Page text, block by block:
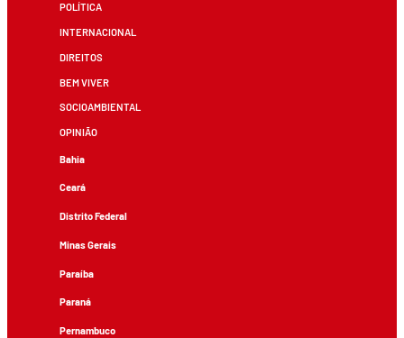
POLÍTICA
INTERNACIONAL
DIREITOS
BEM VIVER
SOCIOAMBIENTAL
OPINIÃO
Bahia
Ceará
Distrito Federal
Minas Gerais
Paraíba
Paraná
Pernambuco